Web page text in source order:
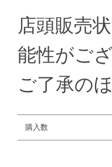
店頭販売
能性がご
ご了承の
購入数